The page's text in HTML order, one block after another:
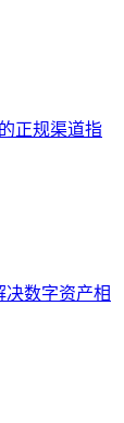
正规渠道指
决数字资产相